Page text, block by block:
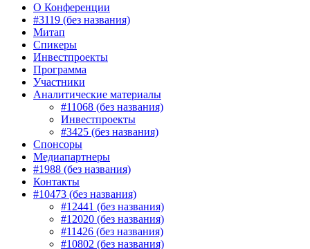
О Конференции
#3119 (без названия)
Митап
Спикеры
Инвестпроекты
Программа
Участники
Аналитические материалы
#11068 (без названия)
Инвестпроекты
#3425 (без названия)
Спонсоры
Медиапартнеры
#1988 (без названия)
Контакты
#10473 (без названия)
#12441 (без названия)
#12020 (без названия)
#11426 (без названия)
#10802 (без названия)